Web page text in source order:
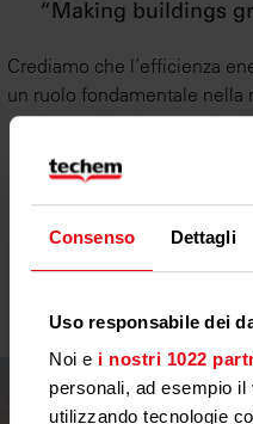
Consenso Dettagli
Uso responsabile dei
Noi e i nostri 1022
personali, ad esempio il
utilizzando tecnologie
“Making buildings
Crediamo che l’efficienza
un ruolo fondamentale nella
nostro obiettivo é quello
protezione climatica con
transizione energetica
Techem i nostri clienti
tonnellate di CO₂ ogni
possa essere fatto con